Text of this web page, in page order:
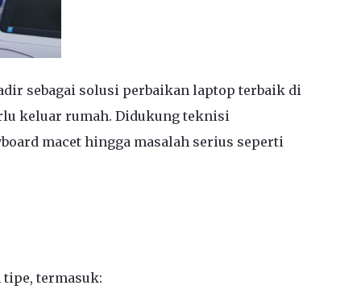
sebagai solusi perbaikan laptop terbaik di
keluar rumah. Didukung teknisi
macet hingga masalah serius seperti
termasuk: